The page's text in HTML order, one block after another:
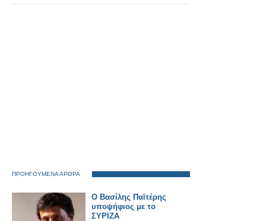
ΠΡΟΗΓΟΥΜΕΝΑ ΑΡΘΡΑ
Ο Βασίλης Παϊτέρης
υποψήφιος με το
ΣΥΡΙΖΑ